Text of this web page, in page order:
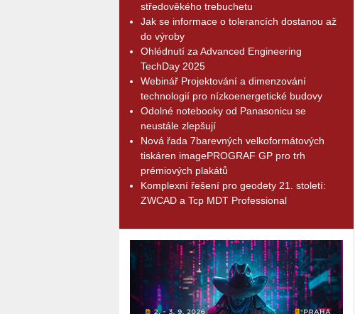
středověkého trebuchetu
Jak se informace o tolerancích dostanou až
do výroby
Ohlédnutí za Advanced Engineering
TechDay 2025
Webinář Projektování a dimenzování
technologií pro nízkoenergetické budovy
Odolné notebooky od Panasonicu se
neustále zlepšují
Nová řada 7barevných velkoformátových
tiskáren imagePROGRAF GP pro trh
prémiových plakátů
Komplexní řešení pro geodety 21. století:
ZWCAD a Tcp MDT Professional